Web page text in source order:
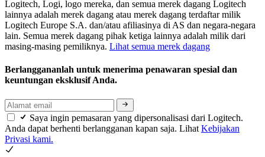
Logitech, Logi, logo mereka, dan semua merek dagang Logitech
lainnya adalah merek dagang atau merek dagang terdaftar milik
Logitech Europe S.A. dan/atau afiliasinya di AS dan negara-negara
lain. Semua merek dagang pihak ketiga lainnya adalah milik dari
masing-masing pemiliknya. Lihat semua merek dagang
Berlanggananlah untuk menerima penawaran spesial dan
keuntungan eksklusif Anda.
Saya ingin pemasaran yang dipersonalisasi dari Logitech.
Anda dapat berhenti berlangganan kapan saja. Lihat Kebijakan
Privasi kami.